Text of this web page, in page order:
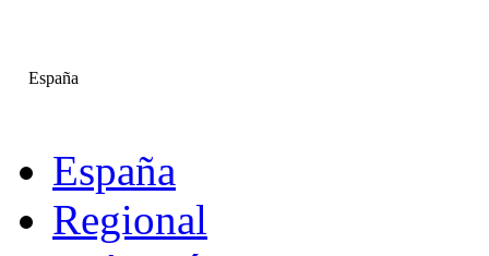
España
España
Regional